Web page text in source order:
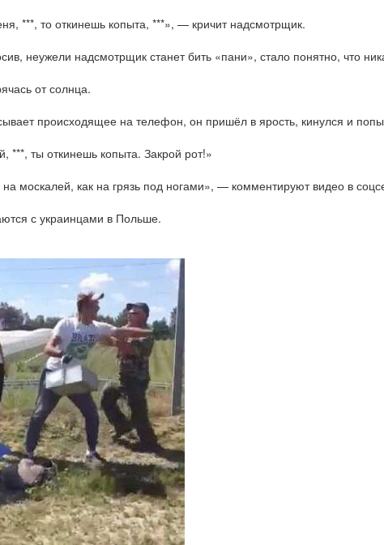
***, то откинешь копыта, ***», — кричит надсмотрщик.
неужели надсмотрщик станет бить «пани», стало понятно, что
от солнца.
происходящее на телефон, он пришёл в ярость, кинулся и
***, ты откинешь копыта. Закрой рот!»
москалей, как на грязь под ногами», — комментируют видео в
с украинцами в Польше.